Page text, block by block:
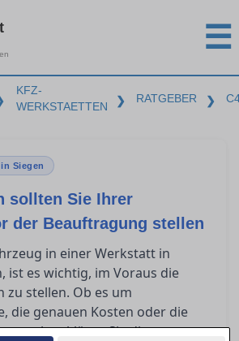
☰
KFZ-
WERKSTAETTEN
❯ RATGEBER ❯
Siegen
sollten Sie Ihrer
der Beauftragung stellen
in einer Werkstatt in
ist es wichtig, im Voraus die
zu stellen. Ob es um
die genauen Kosten oder die
geht – klären Sie diese